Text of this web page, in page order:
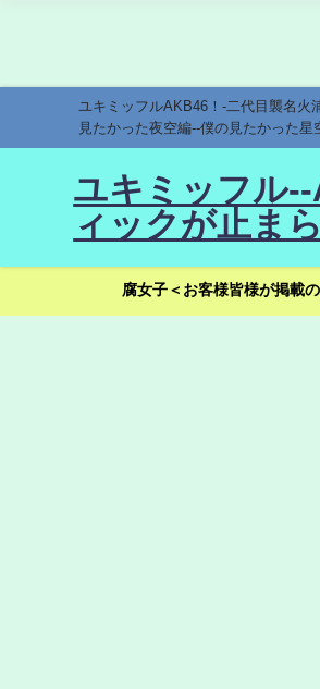
ユキミッフルAKB46！-二代目襲名
見たかった夜空編--僕の見たかった星
ユキミッフル
ィックが止ま
腐女子＜お客様皆様が掲載